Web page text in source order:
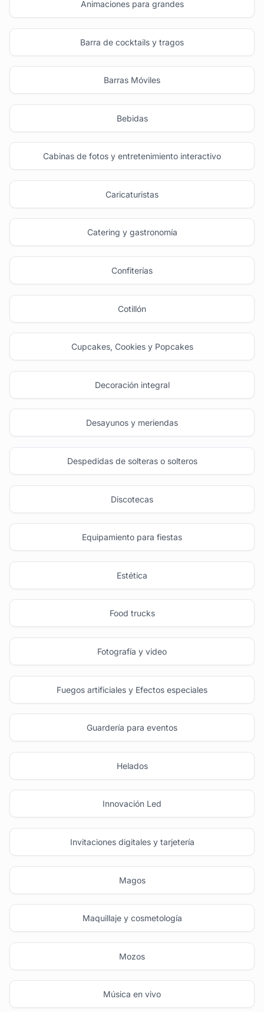
Animaciones para grandes
Barra de cocktails y tragos
Barras Móviles
Bebidas
Cabinas de fotos y entretenimiento interactivo
Caricaturistas
Catering y gastronomía
Confiterías
Cotillón
Cupcakes, Cookies y Popcakes
Decoración integral
Desayunos y meriendas
Despedidas de solteras o solteros
Discotecas
Equipamiento para fiestas
Estética
Food trucks
Fotografía y video
Fuegos artificiales y Efectos especiales
Guardería para eventos
Helados
Innovación Led
Invitaciones digitales y tarjetería
Magos
Maquillaje y cosmetología
Mozos
Música en vivo